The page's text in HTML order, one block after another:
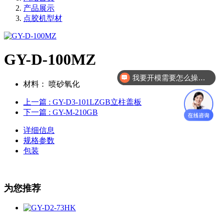
产品展示
点胶机型材
GY-D-100MZ
材料： 喷砂氧化
上一篇 : GY-D3-101LZGB立柱盖板
下一篇 : GY-M-210GB
详细信息
规格参数
包装
为您推荐
我要开模需要怎么操作？